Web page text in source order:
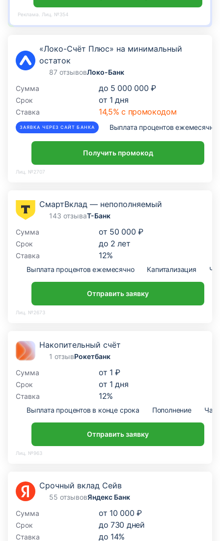
Реклама. Лиц. №354
«Локо-Счёт Плюс» на минимальный
остаток
87 отзывовЛоко-Банк
Сумма
до 5 000 000 ₽
Срок от 1 дня
Ставка 14,5% с промокодом
ЗАЯВКА ЧЕРЕЗ САЙТ БАНКА Выплата процентов ежемесячно
Получить промокод
Лиц. №2707
СмартВклад — непополняемый
143 отзываТ-Банк
Сумма
от 50 000 ₽
Срок до 2 лет
Ставка 12%
Выплата процентов ежемесячно Капитализация
Отправить заявку
Лиц. №2673
Накопительный счёт
1 отзывРокетбанк
Сумма
от 1 ₽
Срок от 1 дня
Ставка 12%
Выплата процентов в конце срока Пополнение
Отправить заявку
Лиц. №963
Срочный вклад Сейв
55 отзывовЯндекс Банк
Сумма
от 10 000 ₽
Срок до730 дней
Ставка до 14%